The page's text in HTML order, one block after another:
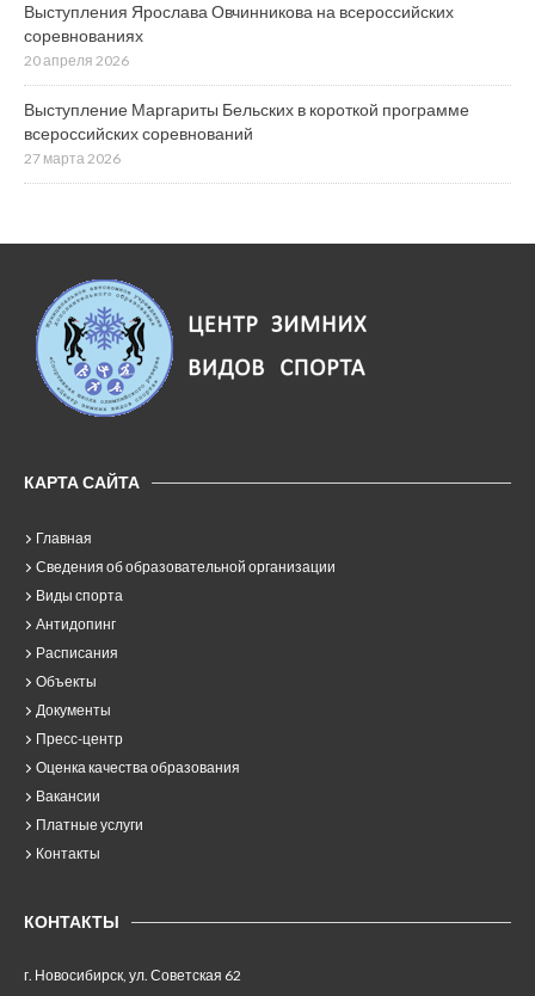
Выступления Ярослава Овчинникова на всероссийских
соревнованиях
20 апреля 2026
Выступление Маргариты Бельских в короткой программе
всероссийских соревнований
27 марта 2026
КАРТА САЙТА
Главная
Сведения об образовательной организации
Виды спорта
Антидопинг
Расписания
Объекты
Документы
Пресс-центр
Оценка качества образования
Вакансии
Платные услуги
Контакты
КОНТАКТЫ
г. Новосибирск, ул. Советская 62